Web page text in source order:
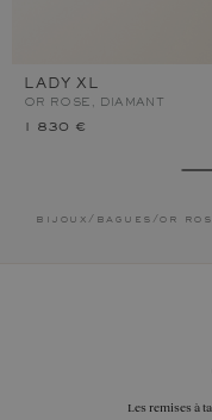
LADY XL
OR ROSE, DIAMANT
1 830 €
bijoux / bagues / or
Les remises à